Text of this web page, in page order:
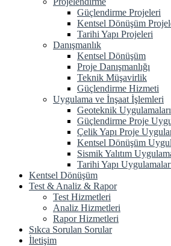
Güçlendirme Projeleri
Kentsel Dönüşüm
Tarihi Yapı Projeleri
Danışmanlık
Kentsel Dönüşüm
Proje Danışmanlığı
Teknik Müşavirlik
Güçlendirme Hizmeti
Uygulama ve İnşaat İşlemleri
Geoteknik Uygulamaları
Güçlendirme Proje
Çelik Yapı Proje
Kentsel Dönüşüm
Sismik Yalıtım
Tarihi Yapı
Kentsel Dönüşüm
Test & Analiz & Rapor
Test Hizmetleri
Analiz Hizmetleri
Rapor Hizmetleri
Sıkca Sorulan Sorular
İletişim